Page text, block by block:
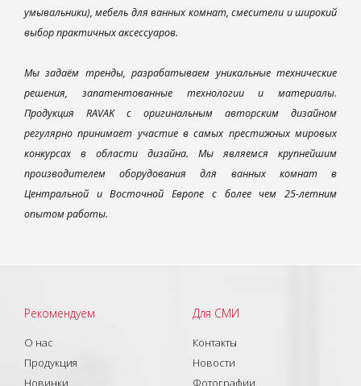
умывальники), мебель для ванных комнат, смесители и широкий
выбор практичных аксессуаров.
Мы задаём тренды, разрабатываем уникальные технические
решения, запатентованные технологии и материалы.
Продукция RAVAK с оригинальным авторским дизайном
регулярно принимает участие в самых престижных мировых
конкурсах в области дизайна. Мы являемся крупнейшим
производителем оборудования для ванных комнат в
Центральной и Восточной Европе с более чем 25-летним
опытом работы.
Рекомендуем
О нас
Продукция
Новинки
Для СМИ
Контакты
Новости
Фотографии